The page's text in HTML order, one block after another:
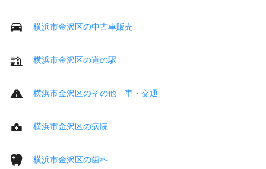
横浜市金沢区の中古車販売
横浜市金沢区の道の駅
横浜市金沢区のその他 車・交通
横浜市金沢区の病院
横浜市金沢区の歯科